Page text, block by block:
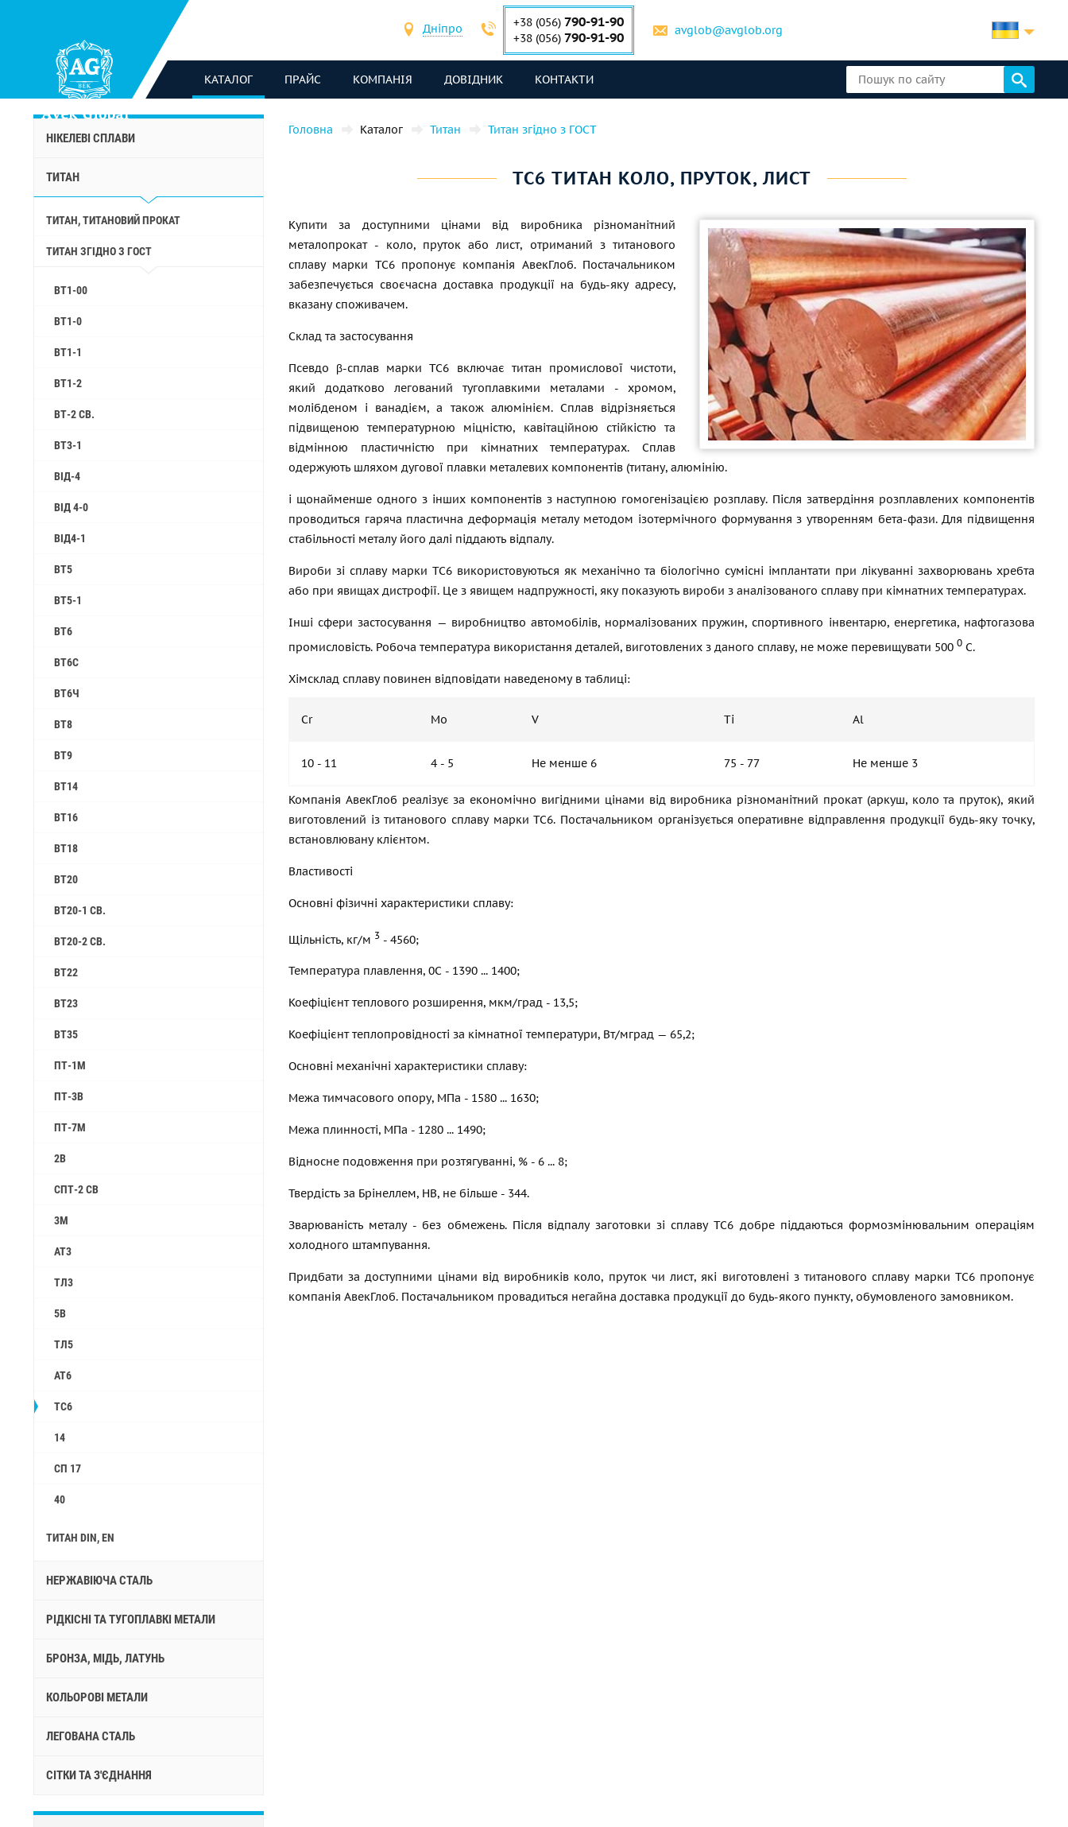
Дніпро +38 (056) 790-91-90
+38 (056) 790-91-90 avglob@avglob.org
КАТАЛОГ ПРАЙС КОМПАНІЯ ДОВІДНИК КОНТАКТИ
НІКЕЛЕВІ СПЛАВИ
ТИТАН
ТИТАН, ТИТАНОВИЙ ПРОКАТ
ТИТАН ЗГІДНО З ГОСТ
ВТ1-00
ВТ1-0
ВТ1-1
ВТ1-2
ВТ-2 СВ.
ВТ3-1
ВІД-4
ВІД 4-0
ВІД4-1
ВТ5
ВТ5-1
ВТ6
ВТ6С
ВТ6Ч
ВТ8
ВТ9
ВТ14
ВТ16
ВТ18
ВТ20
ВТ20-1 СВ.
ВТ20-2 СВ.
ВТ22
ВТ23
ВТ35
ПТ-1М
ПТ-3В
ПТ-7М
2B
СПТ-2 СВ
3М
АТ3
ТЛ3
5B
ТЛ5
АТ6
ТС6
14
СП 17
40
ТИТАН DIN, EN
НЕРЖАВІЮЧА СТАЛЬ
РІДКІСНІ ТА ТУГОПЛАВКІ МЕТАЛИ
БРОНЗА, МІДЬ, ЛАТУНЬ
КОЛЬОРОВІ МЕТАЛИ
ЛЕГОВАНА СТАЛЬ
СІТКИ ТА З'ЄДНАННЯ
Головна Каталог Титан Титан згідно з ГОСТ
ТС6 ТИТАН КОЛО, ПРУТОК, ЛИСТ
Купити за доступними цінами від виробника різноманітний
металопрокат - коло, пруток або лист, отриманий з титанового
сплаву марки ТС6 пропонує компанія АвекГлоб. Постачальником
забезпечується своєчасна доставка продукції на будь-яку адресу,
вказану споживачем.
Склад та застосування
Псевдо β-сплав марки ТС6 включає титан промислової чистоти,
який додатково легований тугоплавкими металами - хромом,
молібденом і ванадієм, а також алюмінієм. Сплав відрізняється
підвищеною температурною міцністю, кавітаційною стійкістю та
відмінною пластичністю при кімнатних температурах. Сплав
одержують шляхом дугової плавки металевих компонентів (титану, алюмінію.
і щонайменше одного з інших компонентів з наступною гомогенізацією розплаву. Після затвердіння розплавлених компонентів
проводиться гаряча пластична деформація металу методом ізотермічного формування з утворенням бета-фази. Для підвищення
стабільності металу його далі піддають відпалу.
Вироби зі сплаву марки ТС6 використовуються як механічно та біологічно сумісні імплантати при лікуванні захворювань хребта
або при явищах дистрофії. Це з явищем надпружності, яку показують вироби з аналізованого сплаву при кімнатних температурах.
Інші сфери застосування — виробництво автомобілів, нормалізованих пружин, спортивного інвентарю, енергетика, нафтогазова
промисловість. Робоча температура використання деталей, виготовлених з даного сплаву, не може перевищувати 500 0 С.
Хімсклад сплаву повинен відповідати наведеному в таблиці:
Cr Mo V Ti Al
10 - 11 4 - 5 Не менше 6 75 - 77 Не менше 3
Компанія АвекГлоб реалізує за економічно вигідними цінами від виробника різноманітний прокат (аркуш, коло та пруток), який
виготовлений із титанового сплаву марки ТС6. Постачальником організується оперативне відправлення продукції будь-яку точку,
встановлювану клієнтом.
Властивості
Основні фізичні характеристики сплаву:
Щільність, кг/м 3 - 4560;
Температура плавлення, 0С - 1390 ... 1400;
Коефіцієнт теплового розширення, мкм/град - 13,5;
Коефіцієнт теплопровідності за кімнатної температури, Вт/мград — 65,2;
Основні механічні характеристики сплаву:
Межа тимчасового опору, МПа - 1580 ... 1630;
Межа плинності, МПа - 1280 ... 1490;
Відносне подовження при розтягуванні, % - 6 ... 8;
Твердість за Брінеллем, НВ, не більше - 344.
Зварюваність металу - без обмежень. Після відпалу заготовки зі сплаву ТС6 добре піддаються формозмінювальним операціям
холодного штампування.
Придбати за доступними цінами від виробників коло, пруток чи лист, які виготовлені з титанового сплаву марки ТС6 пропонує
компанія АвекГлоб. Постачальником провадиться негайна доставка продукції до будь-якого пункту, обумовленого замовником.